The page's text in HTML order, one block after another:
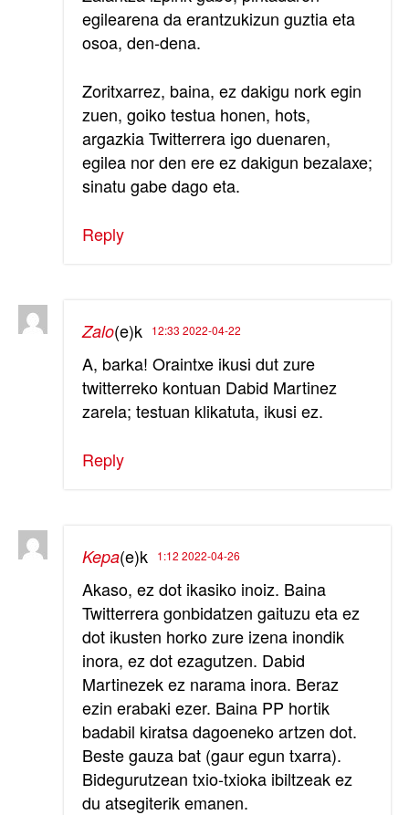
egilearena da erantzukizun guztia eta
osoa, den-dena.
Zoritxarrez, baina, ez dakigu nork egin
zuen, goiko testua honen, hots,
argazkia Twitterrera igo duenaren,
egilea nor den ere ez dakigun bezalaxe;
sinatu gabe dago eta.
Reply
Zalo(e)k 12:33 2022-04-22
A, barka! Oraintxe ikusi dut zure
twitterreko kontuan Dabid Martinez
zarela; testuan klikatuta, ikusi ez.
Reply
Kepa(e)k 1:12 2022-04-26
Akaso, ez dot ikasiko inoiz. Baina
Twitterrera gonbidatzen gaituzu eta ez
dot ikusten horko zure izena inondik
inora, ez dot ezagutzen. Dabid
Martinezek ez narama inora. Beraz
ezin erabaki ezer. Baina PP hortik
badabil kiratsa dagoeneko artzen dot.
Beste gauza bat (gaur egun txarra).
Bidegurutzean txio-txioka ibiltzeak ez
du atsegiterik emanen.